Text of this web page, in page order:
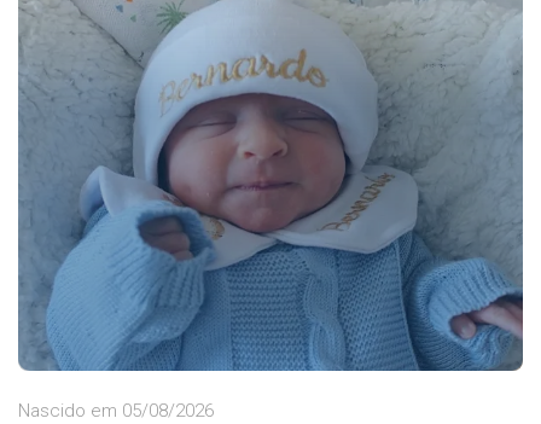
Nascido em 05/08/2026